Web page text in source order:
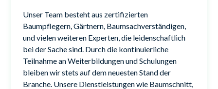
Unser Team besteht aus zertifizierten
Baumpflegern, Gärtnern, Baumsachverständigen,
und vielen weiteren Experten, die leidenschaftlich
bei der Sache sind. Durch die kontinuierliche
Teilnahme an Weiterbildungen und Schulungen
bleiben wir stets auf dem neuesten Stand der
Branche. Unsere Dienstleistungen wie Baumschnitt,